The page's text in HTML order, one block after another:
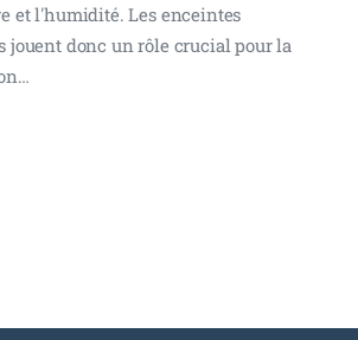
et l'humidité. Les enceintes
jouent donc un rôle crucial pour la